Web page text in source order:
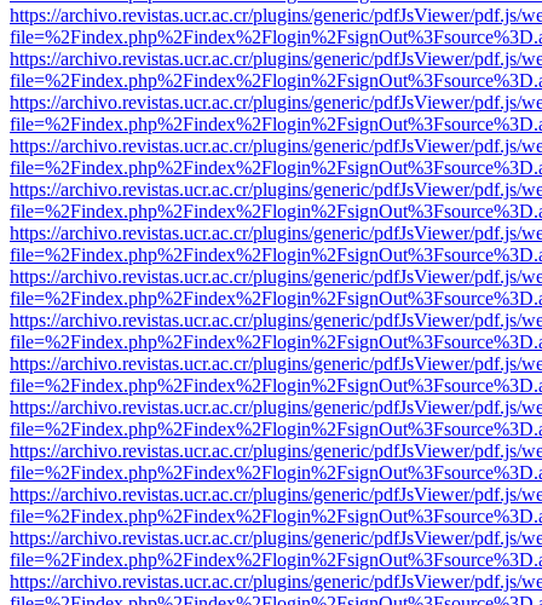
https://archivo.revistas.ucr.ac.cr/plugins/generic/pdfJsViewer/pdf.js/
https://archivo.revistas.ucr.ac.cr/plugins/generic/pdfJsViewer/pdf.js/
https://archivo.revistas.ucr.ac.cr/plugins/generic/pdfJsViewer/pdf.js/
https://archivo.revistas.ucr.ac.cr/plugins/generic/pdfJsViewer/pdf.js/
https://archivo.revistas.ucr.ac.cr/plugins/generic/pdfJsViewer/pdf.js/
https://archivo.revistas.ucr.ac.cr/plugins/generic/pdfJsViewer/pdf.js/
https://archivo.revistas.ucr.ac.cr/plugins/generic/pdfJsViewer/pdf.js/
https://archivo.revistas.ucr.ac.cr/plugins/generic/pdfJsViewer/pdf.js/
https://archivo.revistas.ucr.ac.cr/plugins/generic/pdfJsViewer/pdf.js/
https://archivo.revistas.ucr.ac.cr/plugins/generic/pdfJsViewer/pdf.js/
https://archivo.revistas.ucr.ac.cr/plugins/generic/pdfJsViewer/pdf.js/
https://archivo.revistas.ucr.ac.cr/plugins/generic/pdfJsViewer/pdf.js/
https://archivo.revistas.ucr.ac.cr/plugins/generic/pdfJsViewer/pdf.js/
https://archivo.revistas.ucr.ac.cr/plugins/generic/pdfJsViewer/pdf.js/